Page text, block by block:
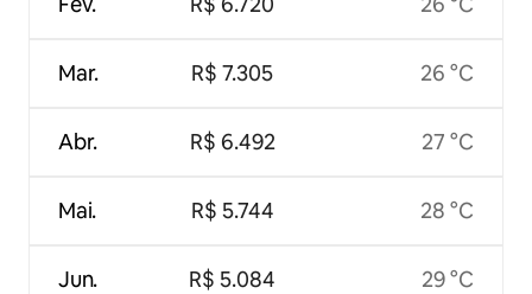
Mar.
Abr.
Mai.
Jun.
R$ 7.305
R$ 6.492
R$ 5.744
R$ 5.084
26 °C
27 °C
28 °C
29 °C